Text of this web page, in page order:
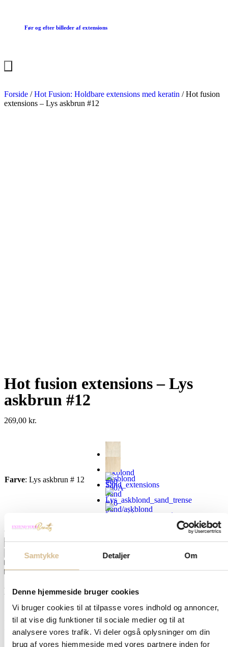
Samtykke Detaljer Om
Denne hjemmeside bruger cookies
Vi bruger cookies til at tilpasse vores indhold og annoncer,
til at vise dig funktioner til sociale medier og til at
analysere vores trafik. Vi deler også oplysninger om din
brug af vores hjemmeside med vores partnere inden for
Før og efter billeder af extensions
Forside /Hot Fusion: Holdbare extensions med keratin / Hot fusion
extensions – Lys askbrun #12
Hot fusion extensions – Lys
askbrun #12
269,00 kr.
Farve: Lys askbrun # 12
askblond
#60
Lysblond
#60A
Sand
#16
Sand/askblond
# 12
Gram: Ingen valgt
Tilføj til kurv
Produktbeskrivelse
Produktdetaljer
Hvor meget skal jeg bruge?
• Ekstra fylde i et allerede langt hår: 2 bundter hår af 25 stk. = 50
• Normalt hår, hvor du både ønsker længde og fylde, ca. 100-150
• Kort og/eller tykt hår, skal du bruge omkring 150-200 gram